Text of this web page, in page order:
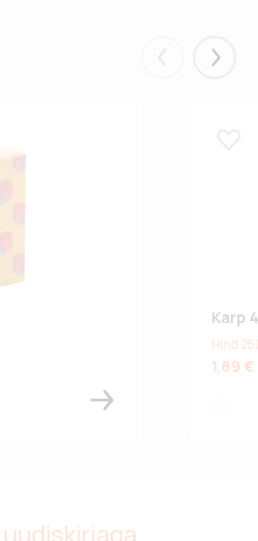
Eelmised
Karp
Hind
1,89 €